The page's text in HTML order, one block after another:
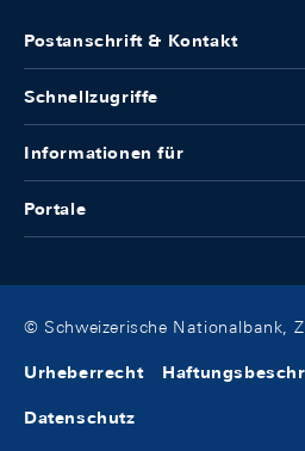
Postanschrift & Kontakt
Schnellzugriffe
Informationen für
Portale
© Schweizerische Nationalbank,
Urheberrecht
Datenschutz